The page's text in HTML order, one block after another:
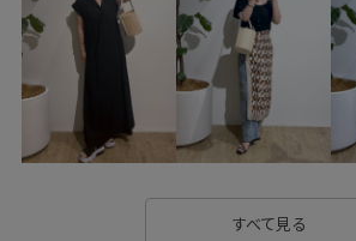
RP体型カバー Wbag_pickup
Wbottoms_pickup Web限定 Web
お気に入りアイテム_pickup お気に入り
きれいめ ゆったり ウエストタック
オフィスカジュアル
すべて見る